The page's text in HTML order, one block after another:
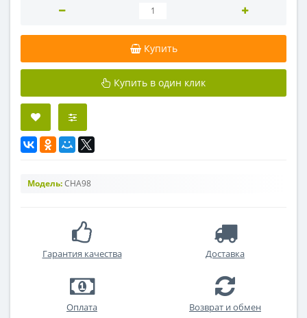
Купить
Купить в один клик
Модель:CHA98
Гарантия качества Доставка
Оплата Возврат и обмен